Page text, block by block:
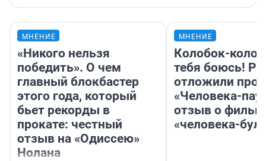
МНЕНИЕ
«Никого нельзя
победить». О чем
главный блокбастер
этого года, который
бьет рекорды в
прокате: честный
отзыв на «Одиссею»
Нолана
МНЕНИЕ
Колобок-
тебя боюсь!
отложили
«Человека-
отзыв о
«человека-